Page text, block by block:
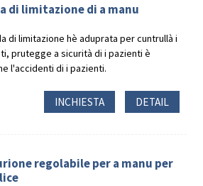
di limitazione di a manu
di limitazione hè aduprata per cuntrullà i
prutegge a sicurità di i pazienti è
l'accidenti di i pazienti.
INCHIESTA DETAIL
regolabile per a manu per